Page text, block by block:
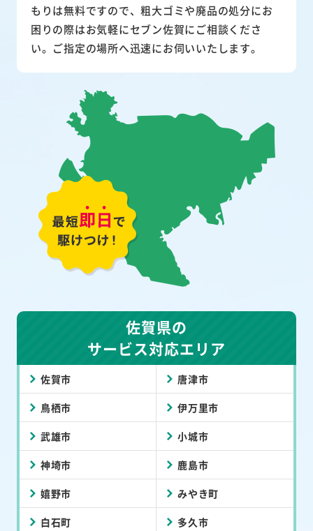
もりは無料ですので、粗大ゴミや廃品の処分にお
困りの際はお気軽にセブン佐賀にご相談くださ
い。ご指定の場所へ迅速にお伺いいたします。
佐賀県の
サービス対応エリア
佐賀市 唐津市
鳥栖市 伊万里市
武雄市 小城市
神埼市 鹿島市
嬉野市 みやき町
白石町 多久市